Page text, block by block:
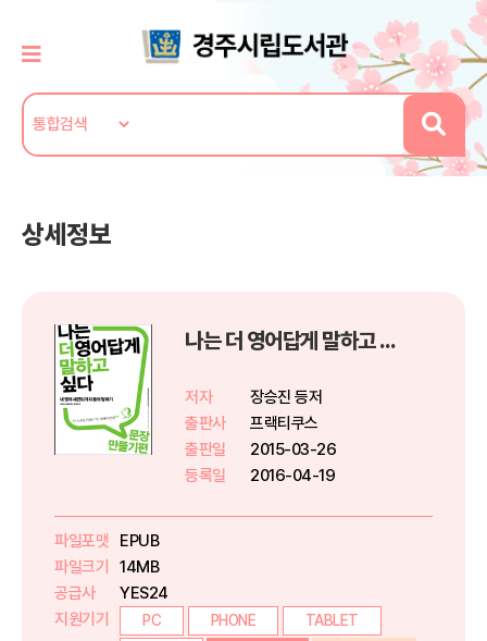
상세정보
나는 더 영어답게 말하고 싶다 문장만들기 편
저자
장승진 등저
출판사
프랙티쿠스
출판일
2015-03-26
등록일
2016-04-19
파일포맷
EPUB
파일크기
14MB
공급사
YES24
지원기기
PC PHONE
TABLET